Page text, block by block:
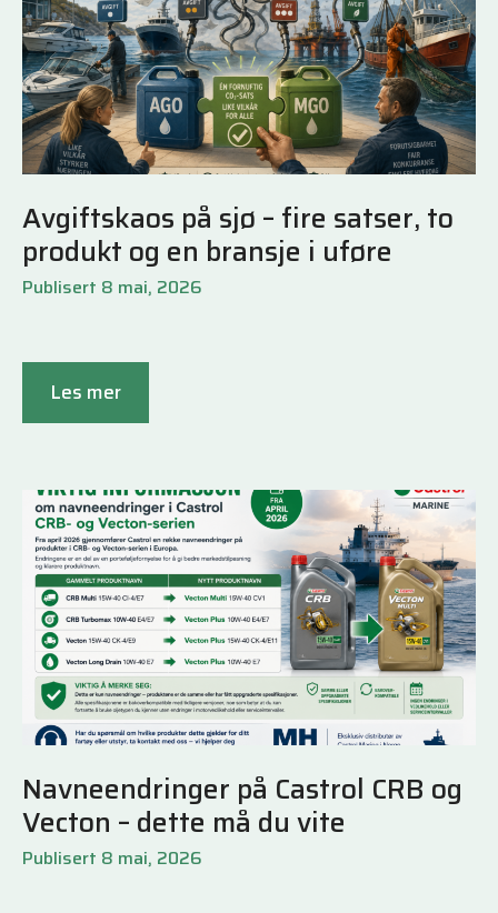
Avgiftskaos på sjø – fire satser, to
produkt og en bransje i uføre
Publisert 8 mai, 2026
Les mer
Navneendringer på Castrol CRB og
Vecton – dette må du vite
Publisert 8 mai, 2026